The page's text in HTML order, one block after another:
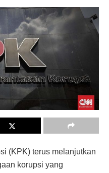
(KPK) terus melanjutkan
korupsi yang